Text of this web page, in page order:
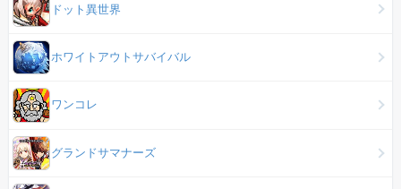
ドット異世界
ホワイトアウトサバイバル
ワンコレ
グランドサマナーズ